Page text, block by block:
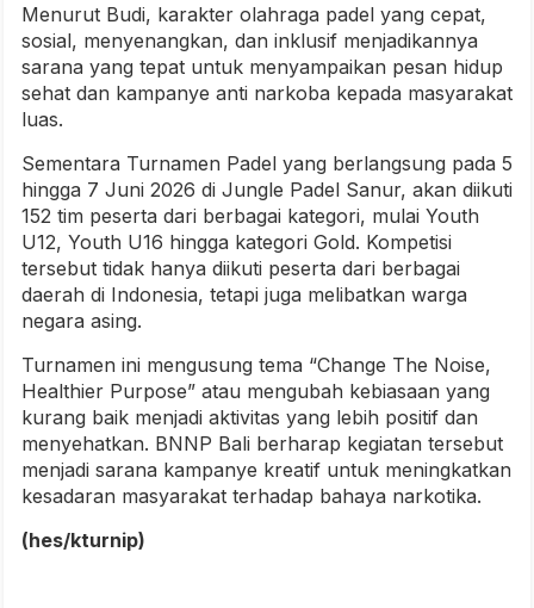
Menurut Budi, karakter olahraga padel yang cepat,
sosial, menyenangkan, dan inklusif menjadikannya
sarana yang tepat untuk menyampaikan pesan hidup
sehat dan kampanye anti narkoba kepada masyarakat
luas.
Sementara Turnamen Padel yang berlangsung pada 5
hingga 7 Juni 2026 di Jungle Padel Sanur, akan diikuti
152 tim peserta dari berbagai kategori, mulai Youth
U12, Youth U16 hingga kategori Gold. Kompetisi
tersebut tidak hanya diikuti peserta dari berbagai
daerah di Indonesia, tetapi juga melibatkan warga
negara asing.
Turnamen ini mengusung tema “Change The Noise,
Healthier Purpose” atau mengubah kebiasaan yang
kurang baik menjadi aktivitas yang lebih positif dan
menyehatkan. BNNP Bali berharap kegiatan tersebut
menjadi sarana kampanye kreatif untuk meningkatkan
kesadaran masyarakat terhadap bahaya narkotika.
(hes/kturnip)